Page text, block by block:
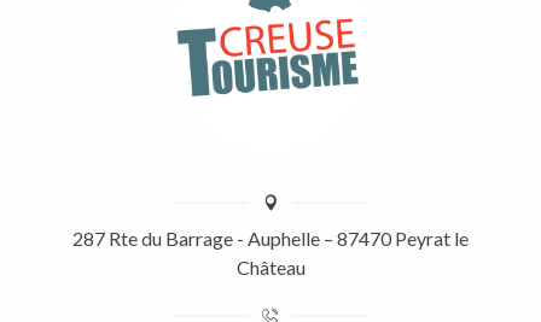
287 Rte du Barrage - Auphelle – 87470 Peyrat le
Château